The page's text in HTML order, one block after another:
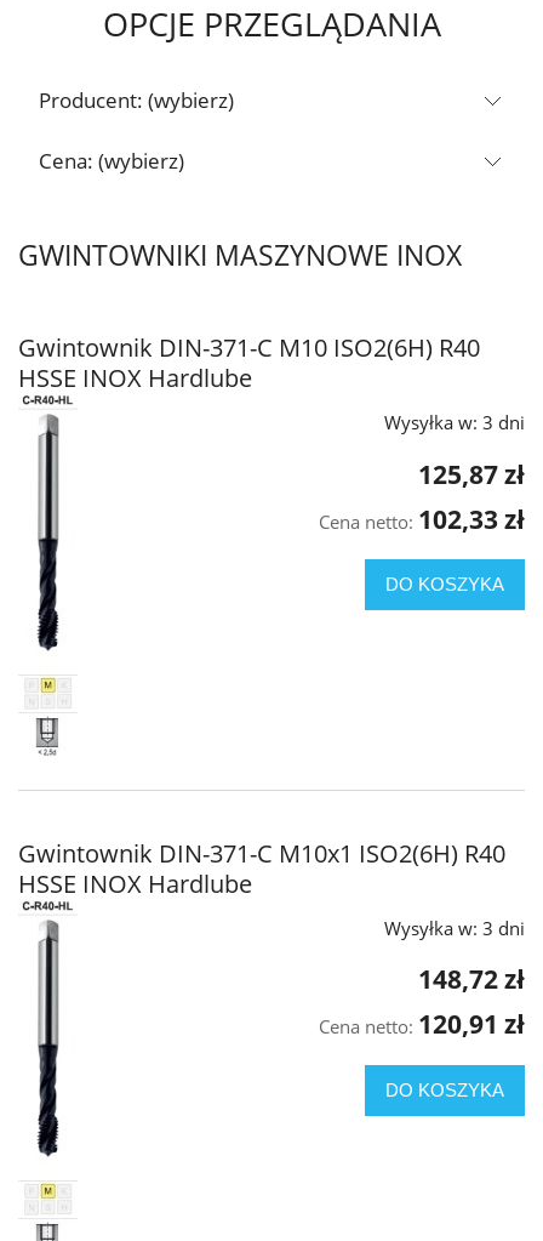
OPCJE PRZEGLĄDANIA
Producent: (wybierz)
Cena: (wybierz)
GWINTOWNIKI MASZYNOWE INOX
Gwintownik DIN-371-C M10 ISO2(6H) R40
HSSE INOX Hardlube
Wysyłka w: 3 dni
125,87 zł
Cena netto: 102,33 zł
DO KOSZYKA
Gwintownik DIN-371-C M10x1 ISO2(6H) R40
HSSE INOX Hardlube
Wysyłka w: 3 dni
148,72 zł
Cena netto: 120,91 zł
DO KOSZYKA